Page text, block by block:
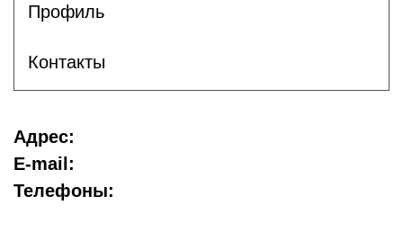
Профиль
Контакты
Адрес:
E-mail:
Телефоны: